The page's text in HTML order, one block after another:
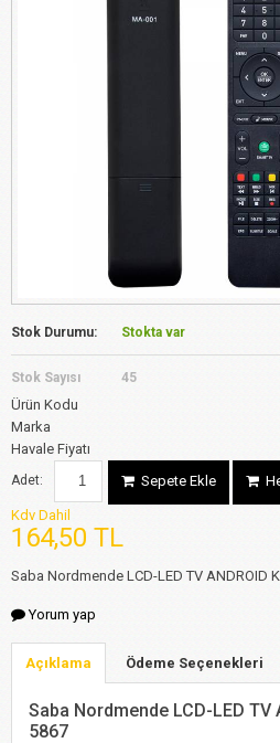
Stok Durumu: Stokta var
Stok Sayısı 45
Ürün Kodu
Marka
Havale Fiyatı
Adet: Sepete Ekle
Kdv Dahil
164,50 TL
Saba Nordmende LCD-LED TV ANDROID
Yorum yap
Açıklama Ödeme Seçenekleri
Saba Nordmende LCD-LED TV
5867